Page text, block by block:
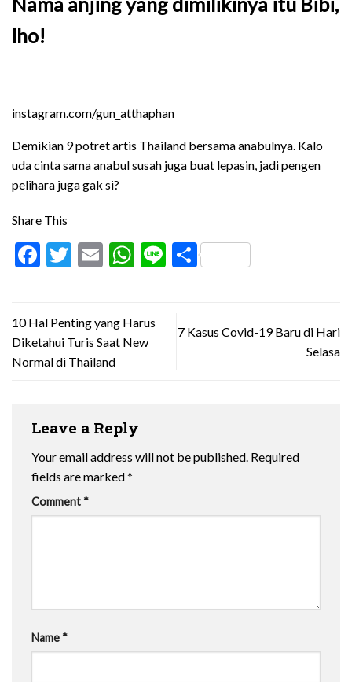
lho!
instagram.com/gun_atthaphan
Demikian 9 potret artis Thailand bersama anabulnya. Kalo
uda cinta sama anabul susah juga buat lepasin, jadi pengen
pelihara juga gak si?
Share This
Facebook
Twitter
EmailWhatsApp
LineShare
10 Hal Penting yang Harus
Diketahui Turis Saat New
Normal di Thailand
7 Kasus Covid-19 Baru di Hari
Selasa
Leave a Reply
Your email address will not be published. Required
fields are marked*
Comment *
Name *